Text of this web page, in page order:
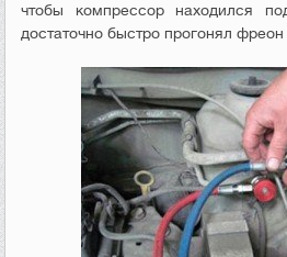
чтобы компрессор находился
достаточно быстро прогонял